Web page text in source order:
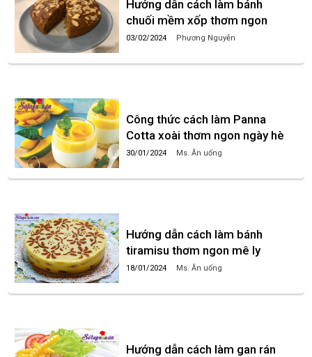
Hướng dẫn cách làm bánh
chuối mềm xốp thơm ngon
03/02/2024 Phương Nguyễn
Công thức cách làm Panna
Cotta xoài thơm ngon ngày hè
30/01/2024 Ms. Ăn uống
Hướng dẫn cách làm bánh
tiramisu thơm ngon mê ly
18/01/2024 Ms. Ăn uống
Hướng dẫn cách làm gan rán